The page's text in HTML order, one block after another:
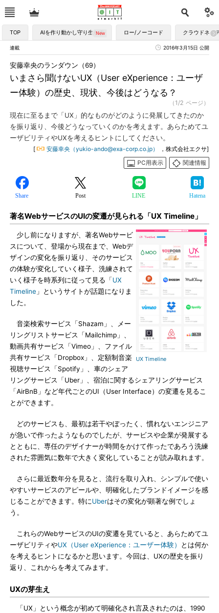
TOP AIを作り動かし守り生かす ロー/ノーコード クラウドネイ
連載 2016年3月15日 公開
いまさら聞けないUX（User eXperience：ユーザ
ー体験）の歴史、現状、今後はどうなる？
安藤幸央のランダウン（69）
（1/2 ページ）
現在に至るまで「UX」的なものがどのように発展してきたのか
を振り返り、今後どうなっていくのかを考えます。あらためてユ
ーザビリティやUXを考えるヒントにしてください。
[ 安藤幸央（yukio-ando@exa-corp.co.jp）
，株式会社エクサ]
PC用表示
関連情報
Share Post LINE Hatena
著名WebサービスのUIの変遷が見られる「UX Timeline」
UX Timeline
少し前になりますが、著名Webサービ
スについて、登場から現在まで、Webデ
ザインの変化を振り返り、そのサービス
の体験が変化していく様子、洗練されて
いく様子を時系列に従って見る「UX
Timeline 」というサイトが話題になりま
した。
音楽検索サービス「Shazam」、メー
リングリストサービス「Mailchimp」、
動画共有サービス「Vimeo」、ファイル
共有サービス「Dropbox」、定額制音楽
視聴サービス「Spotify」、車のシェア
リングサービス「Uber」、宿泊に関するシェアリングサービス
「AirBnB」など年代ごとのUI（User Interface）の変遷を見るこ
とができます。
どのサービスも、最初は若干やぼったく、慣れないエンジニア
が急いで作ったようなものでしたが、サービスや企業が発展する
とともに、専任のデザイナーが時間をかけて作ったであろう洗練
された雰囲気に数年で大きく変化していることが読み取れます。
さらに最近数年分を見ると、流行を取り入れ、シンプルで使い
やすいサービスのアピールや、明確化したブランドイメージを感
じることができます。特にUberはその変化が顕著な例でしょ
う。
これらのWebサービスのUIの変遷を見ていると、あらためてユ
ーザビリティやUX（User eXperience：ユーザー体験）
とは何か
を考えるヒントになるかと思います。今回は、UXの歴史を振り
返り、これからを考えてみます。
UXの芽生え
「UX」という概念が初めて明確化され言及されたのは、1990